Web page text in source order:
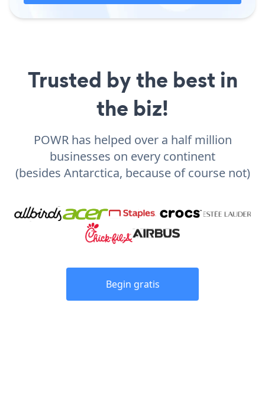
Trusted by the best in
the biz!
POWR has helped over a half million
businesses on every continent
(besides Antarctica, because of course not)
Begin gratis